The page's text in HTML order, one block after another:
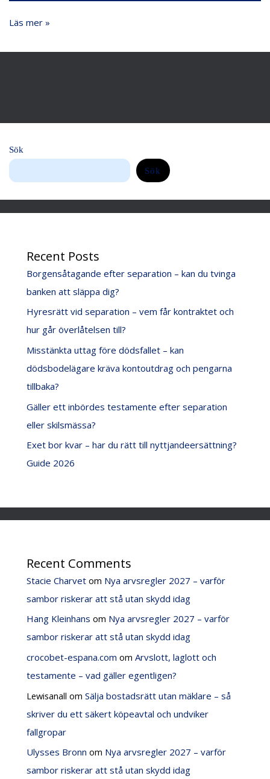
Läs mer »
Sök
Sök
Recent Posts
Borgensåtagande efter separation – kan du tvinga
banken att släppa dig?
Hyresrätt vid separation – vem får kontraktet och
hur går överlåtelsen till?
Misstänkta uttag före dödsfallet – kan
dödsbodelägare kräva kontoutdrag och pengarna
tillbaka?
Gäller ett inbördes testamente efter separation
eller skilsmässa?
Exet bor kvar – har du rätt till nyttjandeersättning?
Guide 2026
Recent Comments
Stacie Charvetom Nya arvsregler 2027 – varför
sambor riskerar att stå utan skydd idag
Hang Kleinhans om Nya arvsregler 2027 – varför
sambor riskerar att stå utan skydd idag
crocobet-espana.com om Arvslott, laglott och
testamente – vad gäller egentligen?
Lewisanall om Sälja bostadsrätt utan mäklare – så
skriver du ett säkert köpeavtal och undviker
fallgropar
Ulysses Bronn om Nya arvsregler 2027 – varför
sambor riskerar att stå utan skydd idag